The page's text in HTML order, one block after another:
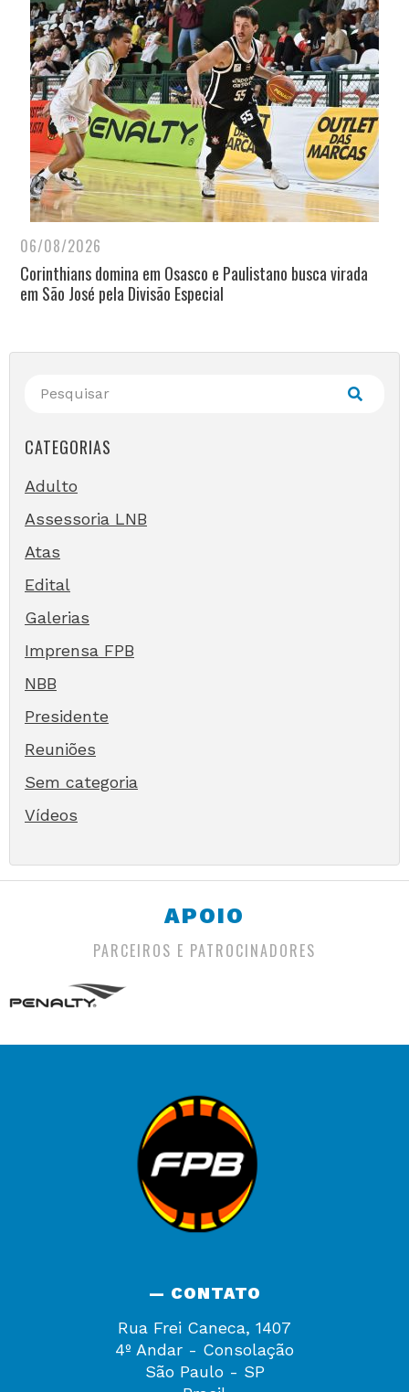
06/08/2026
Corinthians domina em Osasco e Paulistano busca virada
em São José pela Divisão Especial
CATEGORIAS
Adulto
Assessoria LNB
Atas
Edital
Galerias
Imprensa FPB
NBB
Presidente
Reuniões
Sem categoria
Vídeos
APOIO
PARCEIROS E PATROCINADORES
— CONTATO
Rua Frei Caneca, 1407
4º Andar - Consolação
São Paulo - SP